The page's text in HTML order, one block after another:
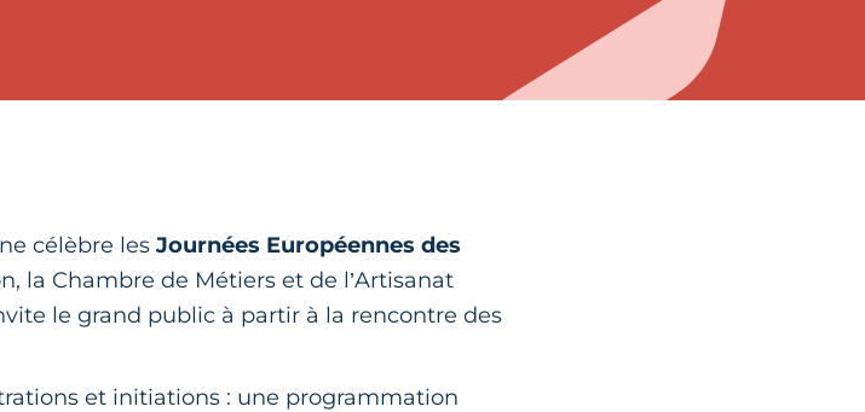
célèbre lesJournées Européennes des
la Chambre de Métiers et de l’Artisanat
le grand public à partir à la rencontre des
et initiations : une programmation